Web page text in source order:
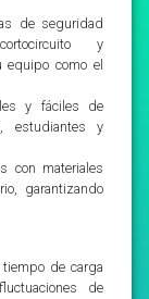
de seguridad
y
equipo como el
y fáciles de
estudiantes y
con materiales
garantizando
de carga
de